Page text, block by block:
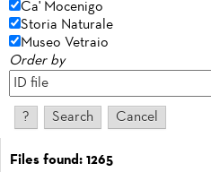
Ca' Mocenigo
Storia Naturale
Museo Vetraio
Order by
Files found: 1265